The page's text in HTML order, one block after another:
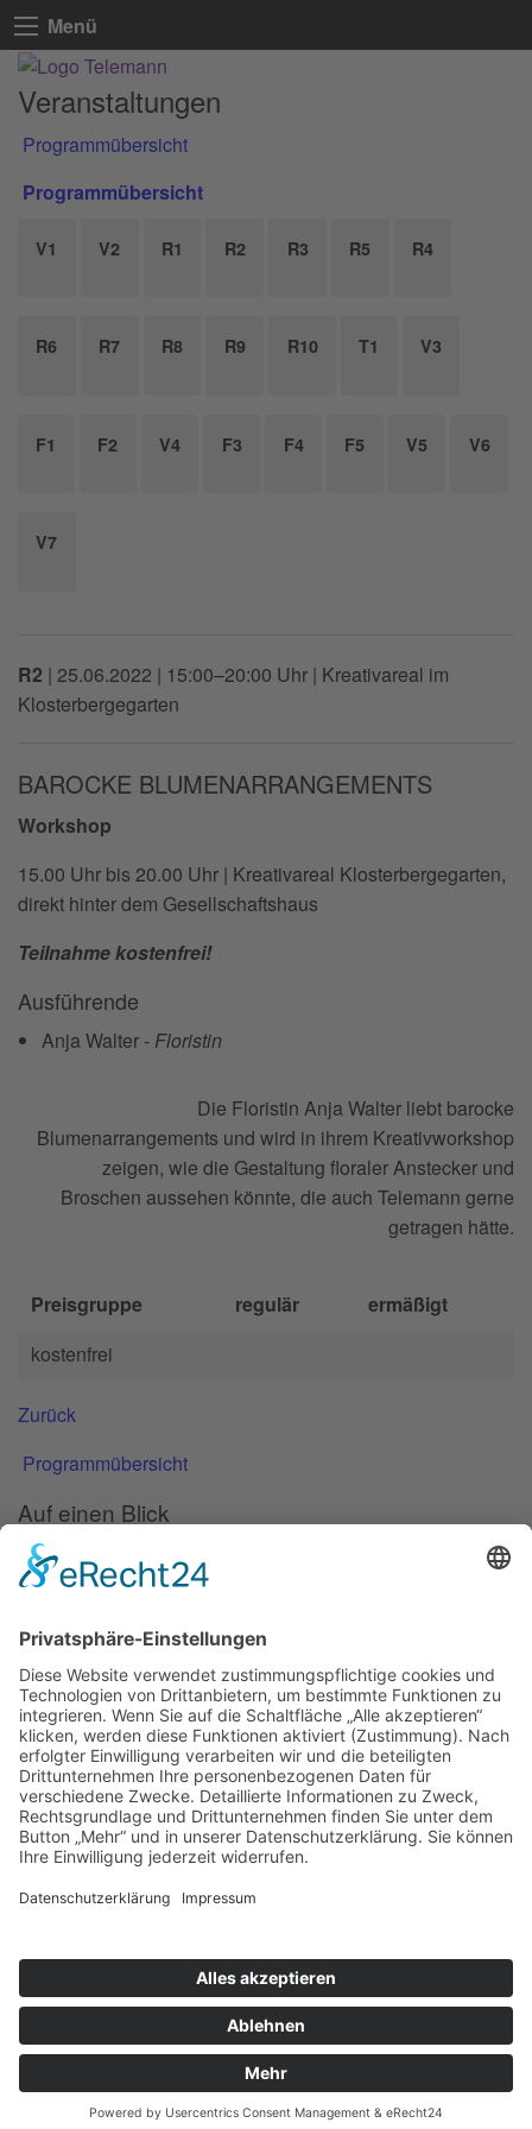
Menü
Veranstaltungen
Programmübersicht
Programmübersicht
V1 V2 R1 R2 R3 R5 R4
R6 R7 R8 R9 R10 T1 V3
F1 F2 V4 F3 F4 F5 V5 V6
V7
R2 | 25.06.2022 | 15:00–20:00 Uhr | Kreativareal im
Klosterbergegarten
BAROCKE BLUMENARRANGEMENTS
Workshop
15.00 Uhr bis 20.00 Uhr | Kreativareal Klosterbergegarten,
direkt hinter dem Gesellschaftshaus
Teilnahme kostenfrei!
Ausführende
Anja Walter - Floristin
Die Floristin Anja Walter liebt barocke
Blumenarrangements und wird in ihrem Kreativworkshop
zeigen, wie die Gestaltung floraler Anstecker und
Broschen aussehen könnte, die auch Telemann gerne
getragen hätte.
Preisgruppe regulär
ermäßigt
kostenfrei
Zurück
Programmübersicht
Auf einen Blick
Forschung
Musikalien-Leihmaterial
Publikationen
Links
Aktuelles
06.02.25
Neuer Telemann-Konferenzbericht erschienen
11.12.24
Prof. Dr. Wolfgang Hirschmann erhält den Georg-Philipp-
Telemann-Preis 2025
Telemann-Zentrum zu Gast in Brüssel
Veranstaltungen
Aktuell sind keine Termine vorhanden.
Highlights
Aktuell sind keine Termine vorhanden.